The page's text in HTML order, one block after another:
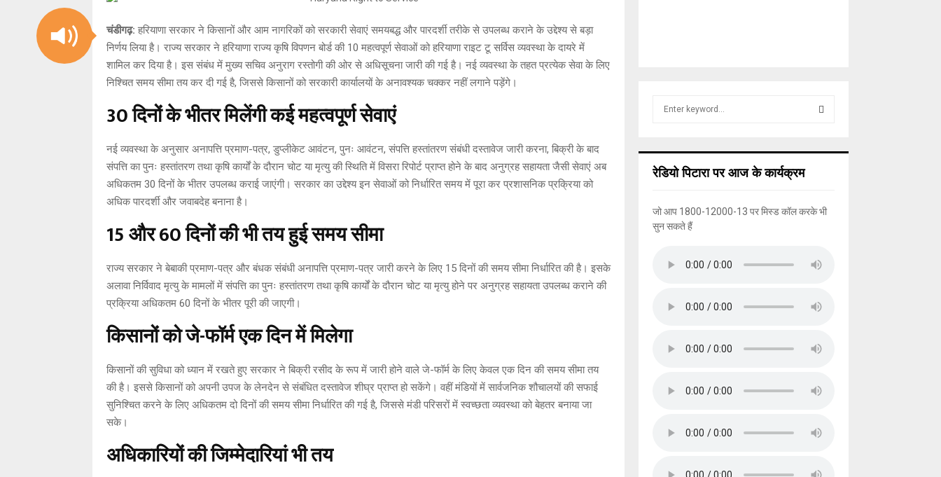
चंडीगढ़: हरियाणा सरकार ने किसानों और आम नागरिकों को सरकारी सेवाएं समयबद्ध और पारदर्शी तरीके से उपलब्ध कराने के उद्देश्य से बड़ा
निर्णय लिया है। राज्य सरकार ने हरियाणा राज्य कृषि विपणन बोर्ड की 10 महत्वपूर्ण सेवाओं को हरियाणा राइट टू सर्विस व्यवस्था के दायरे में
शामिल कर दिया है। इस संबंध में मुख्य सचिव अनुराग रस्तोगी की ओर से अधिसूचना जारी की गई है। नई व्यवस्था के तहत प्रत्येक सेवा के लिए
निश्चित समय सीमा तय कर दी गई है, जिससे किसानों को सरकारी कार्यालयों के अनावश्यक चक्कर नहीं लगाने पड़ेंगे।
30 दिनों के भीतर मिलेंगी कई महत्वपूर्ण सेवाएं
नई व्यवस्था के अनुसार अनापत्ति प्रमाण-पत्र, डुप्लीकेट आवंटन, पुनः आवंटन, संपत्ति हस्तांतरण संबंधी दस्तावेज जारी करना, बिक्री के बाद
संपत्ति का पुनः हस्तांतरण तथा कृषि कार्यों के दौरान चोट या मृत्यु की स्थिति में विसरा रिपोर्ट प्राप्त होने के बाद अनुग्रह सहायता जैसी सेवाएं अब
अधिकतम 30 दिनों के भीतर उपलब्ध कराई जाएंगी। सरकार का उद्देश्य इन सेवाओं को निर्धारित समय में पूरा कर प्रशासनिक प्रक्रिया को
अधिक पारदर्शी और जवाबदेह बनाना है।
15 और 60 दिनों की भी तय हुई समय सीमा
राज्य सरकार ने बेबाकी प्रमाण-पत्र और बंधक संबंधी अनापत्ति प्रमाण-पत्र जारी करने के लिए 15 दिनों की समय सीमा निर्धारित की है। इसके
अलावा निर्विवाद मृत्यु के मामलों में संपत्ति का पुनः हस्तांतरण तथा कृषि कार्यों के दौरान चोट या मृत्यु होने पर अनुग्रह सहायता उपलब्ध कराने की
प्रक्रिया अधिकतम 60 दिनों के भीतर पूरी की जाएगी।
किसानों को जे-फॉर्म एक दिन में मिलेगा
किसानों की सुविधा को ध्यान में रखते हुए सरकार ने बिक्री रसीद के रूप में जारी होने वाले जे-फॉर्म के लिए केवल एक दिन की समय सीमा तय
की है। इससे किसानों को अपनी उपज के लेनदेन से संबंधित दस्तावेज शीघ्र प्राप्त हो सकेंगे। वहीं मंडियों में सार्वजनिक शौचालयों की सफाई
सुनिश्चित करने के लिए अधिकतम दो दिनों की समय सीमा निर्धारित की गई है, जिससे मंडी परिसरों में स्वच्छता व्यवस्था को बेहतर बनाया जा
सके।
अधिकारियों की जिम्मेदारियां भी तय
h
रेडियो पिटारा पर आज के कार्यक्रम
जो आप 1800-12000-13 पर मिस्ड कॉल करके भी
सुन सकते हैं